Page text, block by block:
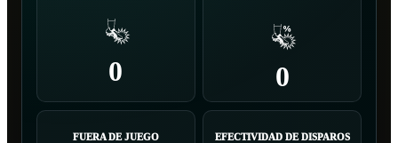
0 0
FUERA DE JUEGO EFECTIVIDAD DE DISPAROS